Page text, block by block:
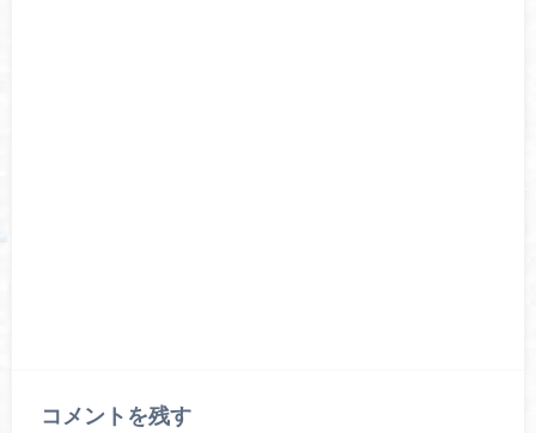
コメントを残す